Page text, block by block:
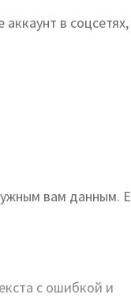
в
вам данным.
с ошибкой и